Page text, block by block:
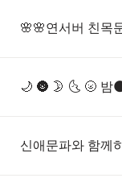
🌸🌸연서버 친목
🌙 🌚 🌛 🌜 🌝 밤
신애문파와 함께